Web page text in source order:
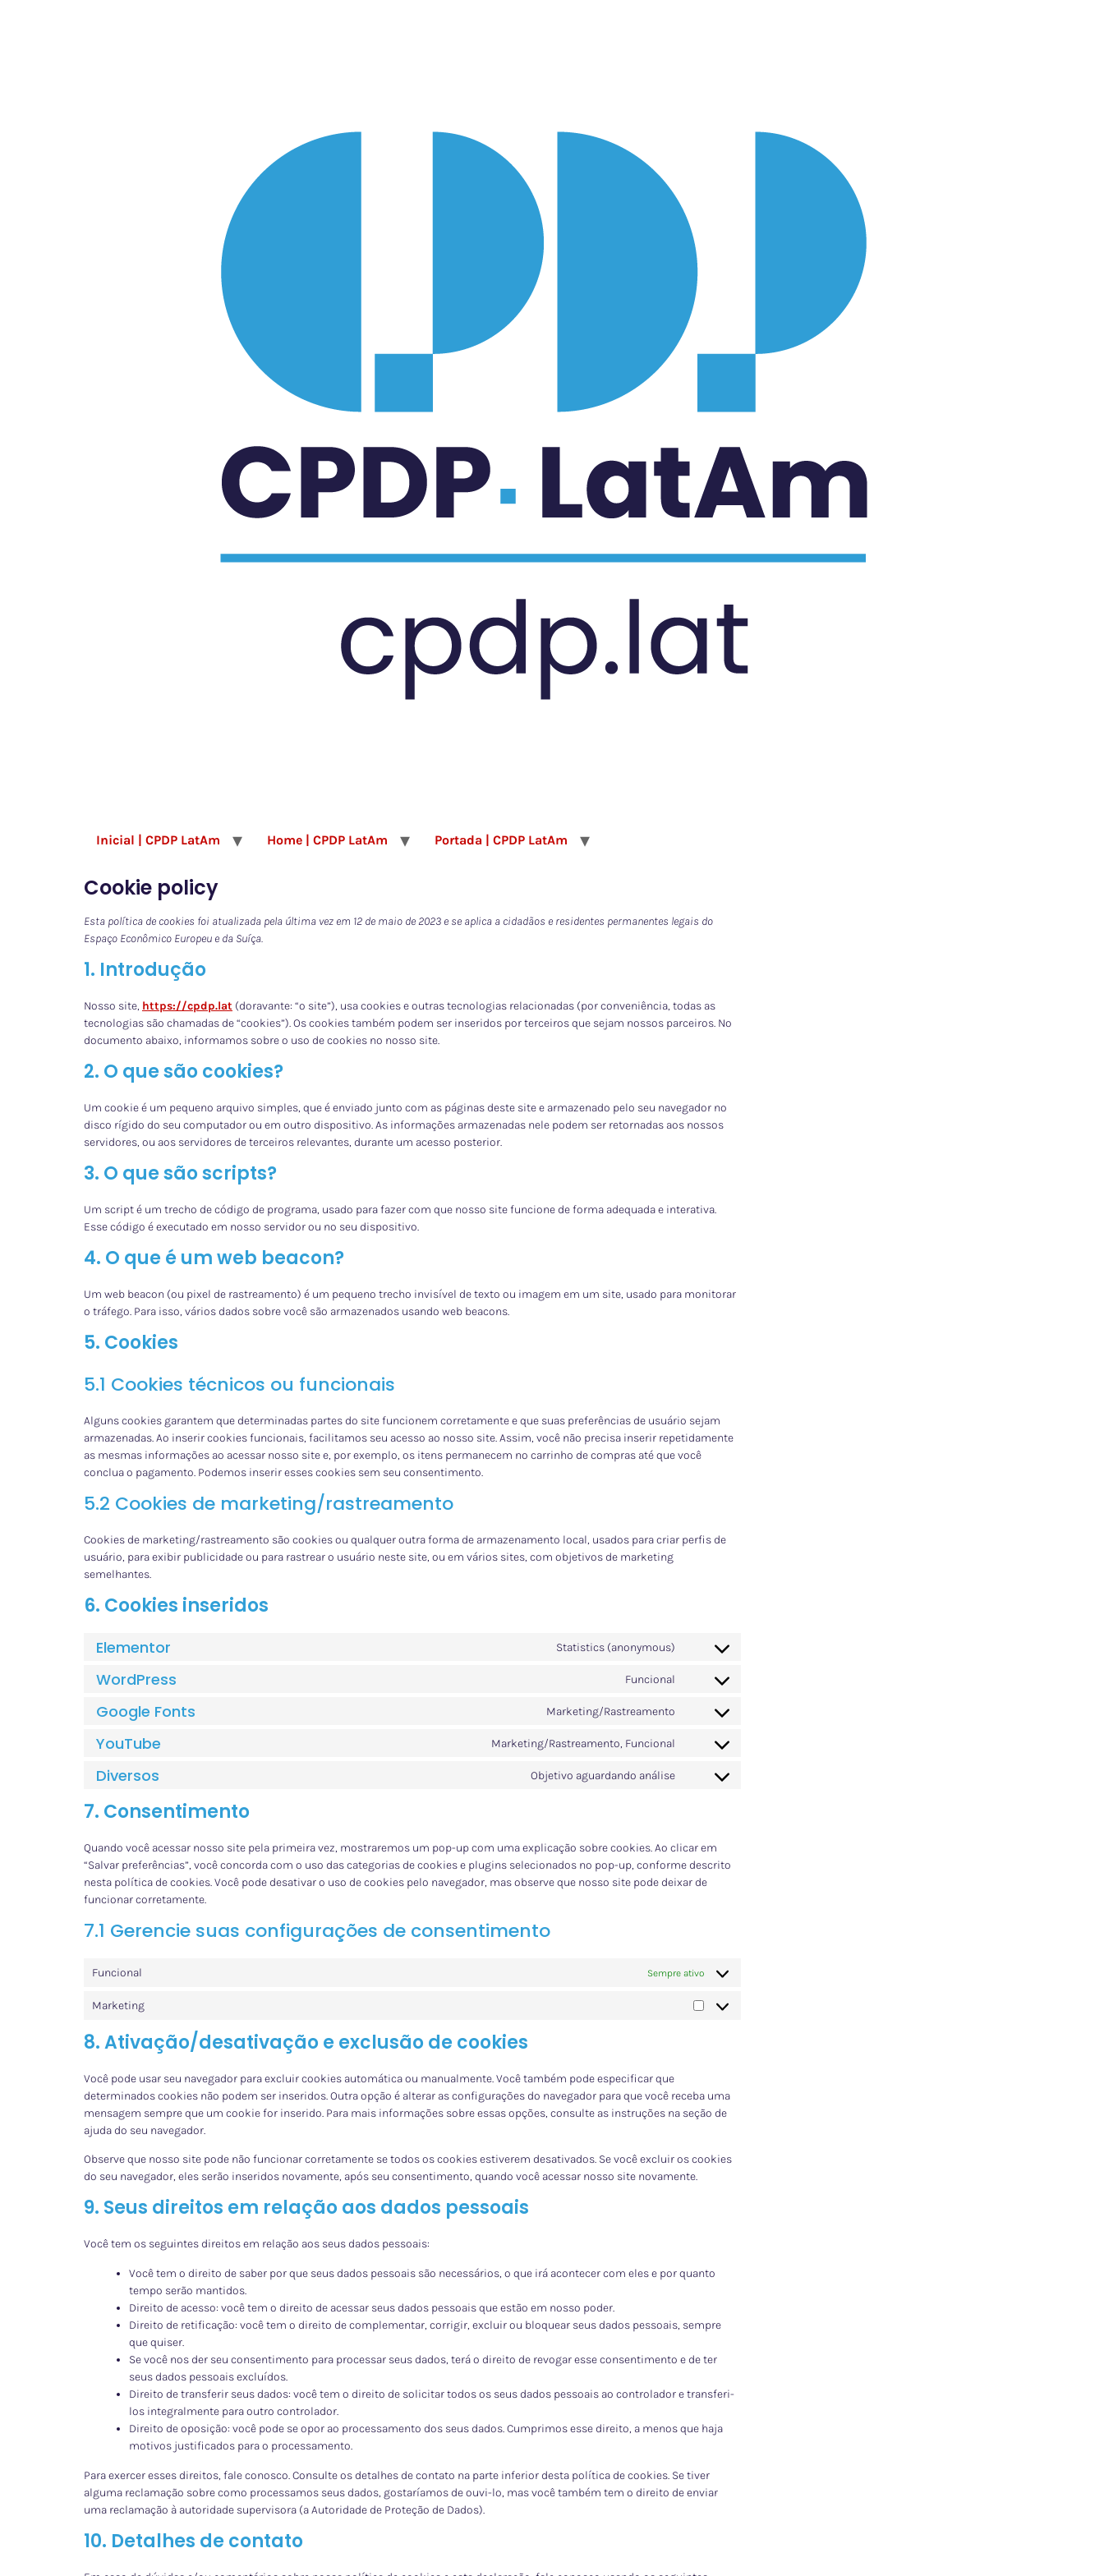
Inicial | CPDP LatAm Home | CPDP LatAm Portada | CPDP LatAm
Cookie policy
Esta política de cookies foi atualizada pela última vez em 12 de maio de 2023 e se aplica a cidadãos e residentes permanentes legais do
Espaço Econômico Europeu e da Suíça.
1. Introdução
Nosso site, https://cpdp.lat (doravante: “o site”), usa cookies e outras tecnologias relacionadas (por conveniência, todas as
tecnologias são chamadas de “cookies”). Os cookies também podem ser inseridos por terceiros que sejam nossos parceiros. No
documento abaixo, informamos sobre o uso de cookies no nosso site.
2. O que são cookies?
Um cookie é um pequeno arquivo simples, que é enviado junto com as páginas deste site e armazenado pelo seu navegador no
disco rígido do seu computador ou em outro dispositivo. As informações armazenadas nele podem ser retornadas aos nossos
servidores, ou aos servidores de terceiros relevantes, durante um acesso posterior.
3. O que são scripts?
Um script é um trecho de código de programa, usado para fazer com que nosso site funcione de forma adequada e interativa.
Esse código é executado em nosso servidor ou no seu dispositivo.
4. O que é um web beacon?
Um web beacon (ou pixel de rastreamento) é um pequeno trecho invisível de texto ou imagem em um site, usado para monitorar
o tráfego. Para isso, vários dados sobre você são armazenados usando web beacons.
5. Cookies
5.1 Cookies técnicos ou funcionais
Alguns cookies garantem que determinadas partes do site funcionem corretamente e que suas preferências de usuário sejam
armazenadas. Ao inserir cookies funcionais, facilitamos seu acesso ao nosso site. Assim, você não precisa inserir repetidamente
as mesmas informações ao acessar nosso site e, por exemplo, os itens permanecem no carrinho de compras até que você
conclua o pagamento. Podemos inserir esses cookies sem seu consentimento.
5.2 Cookies de marketing/rastreamento
Cookies de marketing/rastreamento são cookies ou qualquer outra forma de armazenamento local, usados para criar perfis de
usuário, para exibir publicidade ou para rastrear o usuário neste site, ou em vários sites, com objetivos de marketing
semelhantes.
6. Cookies inseridos
Elementor Statistics (anonymous)
WordPress Funcional
Google Fonts Marketing/Rastreamento
YouTube Marketing/Rastreamento, Funcional
Diversos Objetivo aguardando análise
7. Consentimento
Quando você acessar nosso site pela primeira vez, mostraremos um pop-up com uma explicação sobre cookies. Ao clicar em
“Salvar preferências”, você concorda com o uso das categorias de cookies e plugins selecionados no pop-up, conforme descrito
nesta política de cookies. Você pode desativar o uso de cookies pelo navegador, mas observe que nosso site pode deixar de
funcionar corretamente.
7.1 Gerencie suas configurações de consentimento
Funcional Sempre ativo
Marketing
8. Ativação/desativação e exclusão de cookies
Você pode usar seu navegador para excluir cookies automática ou manualmente. Você também pode especificar que
determinados cookies não podem ser inseridos. Outra opção é alterar as configurações do navegador para que você receba uma
mensagem sempre que um cookie for inserido. Para mais informações sobre essas opções, consulte as instruções na seção de
ajuda do seu navegador.
Observe que nosso site pode não funcionar corretamente se todos os cookies estiverem desativados. Se você excluir os cookies
do seu navegador, eles serão inseridos novamente, após seu consentimento, quando você acessar nosso site novamente.
9. Seus direitos em relação aos dados pessoais
Você tem os seguintes direitos em relação aos seus dados pessoais:
Você tem o direito de saber por que seus dados pessoais são necessários, o que irá acontecer com eles e por quanto
tempo serão mantidos.
Direito de acesso: você tem o direito de acessar seus dados pessoais que estão em nosso poder.
Direito de retificação: você tem o direito de complementar, corrigir, excluir ou bloquear seus dados pessoais, sempre
que quiser.
Se você nos der seu consentimento para processar seus dados, terá o direito de revogar esse consentimento e de ter
seus dados pessoais excluídos.
Direito de transferir seus dados: você tem o direito de solicitar todos os seus dados pessoais ao controlador e transferi-
los integralmente para outro controlador.
Direito de oposição: você pode se opor ao processamento dos seus dados. Cumprimos esse direito, a menos que haja
motivos justificados para o processamento.
Para exercer esses direitos, fale conosco. Consulte os detalhes de contato na parte inferior desta política de cookies. Se tiver
alguma reclamação sobre como processamos seus dados, gostaríamos de ouvi-lo, mas você também tem o direito de enviar
uma reclamação à autoridade supervisora (a Autoridade de Proteção de Dados).
10. Detalhes de contato